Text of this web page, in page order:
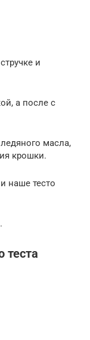
и
а после с
масла,
крошки.
наше тесто
теста